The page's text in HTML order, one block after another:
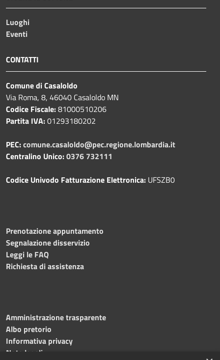
Luoghi
Eventi
CONTATTI
Comune di Casaloldo
Via Roma, 8, 46040 Casaloldo MN
Codice Fiscale:81000510206
Partita IVA:01293180202
PEC:comune.casaloldo@pec.regione.lombardia.it
Centralino Unico:0376 732111
Codice Univodo Fatturazione Elettronica: UFSZB0
Prenotazione appuntamento
Segnalazione disservizio
Leggi le FAQ
Richiesta di assistenza
Amministrazione trasparente
Albo pretorio
Informativa privacy
Note legali